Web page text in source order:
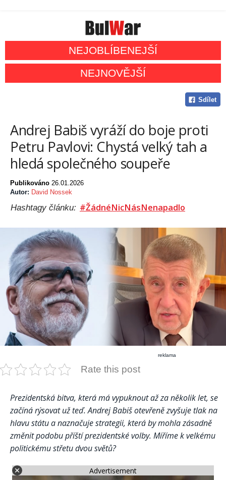
NEJOBLÍBENEJŠÍ
NEJNOVĚJŠÍ
Sdílet
Andrej Babiš vyráží do boje proti
Petru Pavlovi: Chystá velký tah a
hledá společného soupeře
Publikováno 26.01.2026
Autor: David Nossek
Hashtagy článku: #ŽádnéNicNásNenapadlo
reklama
Rate this post
Prezidentská bitva, která má vypuknout až za několik let, se
začíná rýsovat už teď. Andrej Babiš otevřeně zvyšuje tlak na
hlavu státu a naznačuje strategii, která by mohla zásadně
změnit podobu příští prezidentské volby. Míříme k velkému
politickému střetu dvou světů?
Advertisement